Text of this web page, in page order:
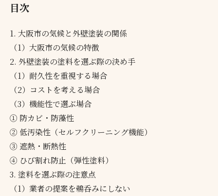
目次
1. 大阪市の気候と外壁塗装の関係
（1）大阪市の気候の特徴
2. 外壁塗装の塗料を選ぶ際の決め手
（1）耐久性を重視する場合
（2）コストを考える場合
（3）機能性で選ぶ場合
① 防カビ・防藻性
② 低汚染性（セルフクリーニング機能）
③ 遮熱・断熱性
④ ひび割れ防止（弾性塗料）
3. 塗料を選ぶ際の注意点
（1）業者の提案を鵜呑みにしない